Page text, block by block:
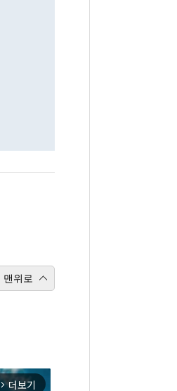
맨위로
arrow_forward_ios 더보기